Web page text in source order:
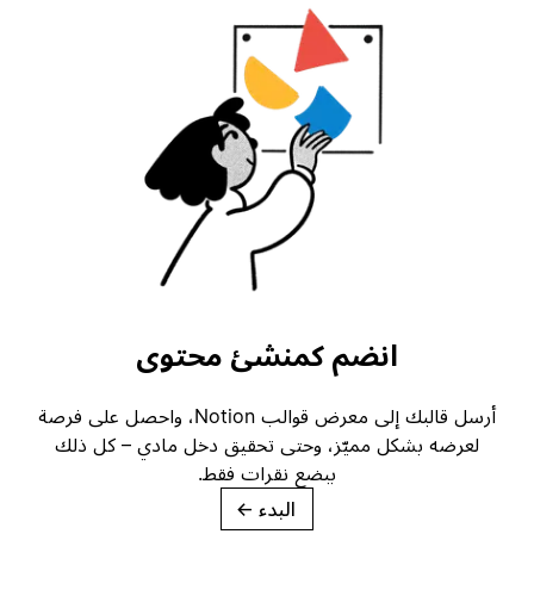
انضم كمنشئ محتوى
أرسل قالبك إلى معرض قوالب Notion، واحصل على فرصة
لعرضه بشكل مميّز، وحتى تحقيق دخل مادي – كل ذلك
ببضع نقرات فقط.
→